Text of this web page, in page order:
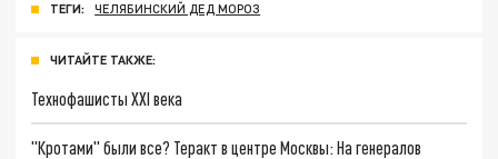
ТЕГИ: ЧЕЛЯБИНСКИЙ ДЕД МОРОЗ
ЧИТАЙТЕ ТАКЖЕ:
Технофашисты XXI века
"Кротами" были все? Теракт в центре Москвы: На генералов